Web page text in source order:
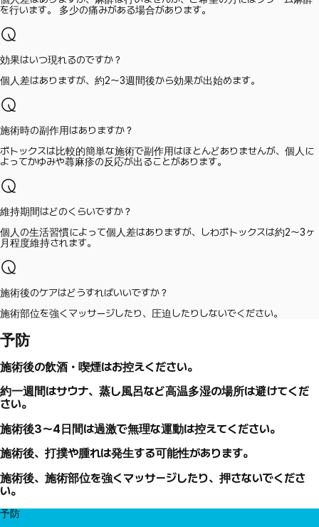
を行います。 多少の痛みがある場合があります。
効果はいつ現れるのですか？
個人差はありますが、約2～3週間後から効果が出始めます。
施術時の副作用はありますか？
ボトックスは比較的簡単な施術で副作用はほとんどありませんが、個人に
よってかゆみや蕁麻疹の反応が出ることがあります。
維持期間はどのくらいですか？
個人の生活習慣によって個人差はありますが、しわボトックスは約2～3ヶ
月程度維持されます。
施術後のケアはどうすればいいですか？
施術部位を強くマッサージしたり、圧迫したりしないでください。
予防
施術後の飲酒・喫煙はお控えください。
約一週間はサウナ、蒸し風呂など高温多湿の場所は避けてくだ
さい。
施術後3～4日間は過激で無理な運動は控えてください。
施術後、打撲や腫れは発生する可能性があります。
施術後、施術部位を強くマッサージしたり、押さないでくださ
い。
予防